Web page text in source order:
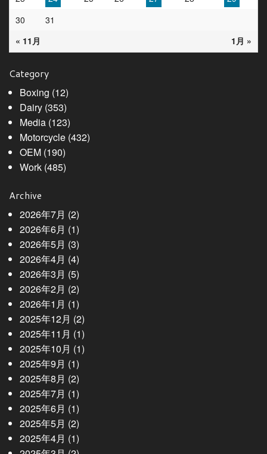
« 11月 1月 »
30
31
Category
Boxing (12)
Dairy(353)
Media(123)
Motorcycle(432)
OEM(190)
Work(485)
Archive
2026年7月 (2)
2026年6月 (1)
2026年5月 (3)
2026年4月 (4)
2026年3月 (5)
2026年2月 (2)
2026年1月 (1)
2025年12月 (2)
2025年11月 (1)
2025年10月 (1)
2025年9月 (1)
2025年8月 (2)
2025年7月 (1)
2025年6月 (1)
2025年5月 (2)
2025年4月 (1)